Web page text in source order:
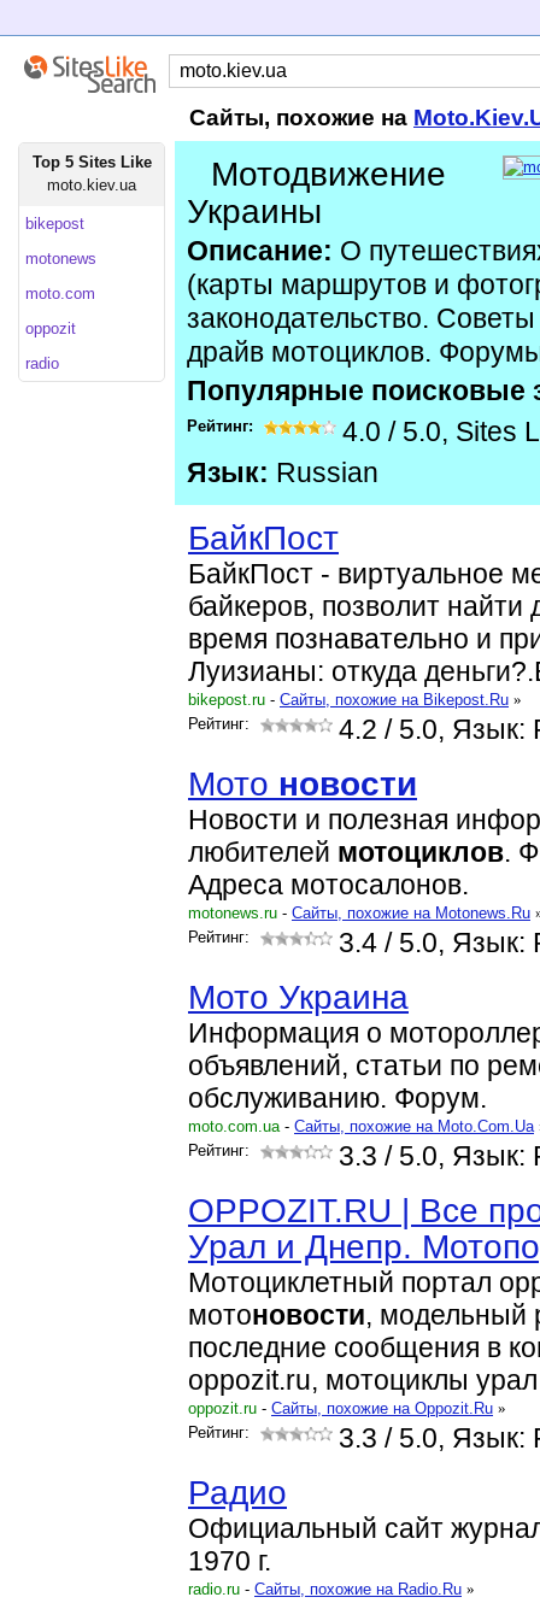
Сайты, похожие на
Top 5 Sites Like
moto.kiev.ua
bikepost
motonews
moto.com
oppozit
radio
Мотодвижение
Украины
Описание: О
(карты маршрутов и
законодательство.
драйв мотоциклов.
Популярные поисковые
Рейтинг: 4.0 / 5.0, Sites
Язык: Russian
БайкПост
БайкПост - виртуальное
байкеров, позволит найти
время познавательно и
Луизианы: откуда
bikepost.ru - Cайты, похожие на Bikepost.Ru »
Рейтинг:
4.2 / 5.0, Язык:
Мото новости
Новости и полезная
любителей мотоциклов.
Адреса мотосалонов.
motonews.ru - Cайты, похожие на Motonews.Ru
Рейтинг:
3.4 / 5.0, Язык:
Мото Украина
Информация о
объявлений, статьи по
обслуживанию. Форум.
moto.com.ua- Cайты, похожие на Moto.Com.Ua
Рейтинг:
3.3 / 5.0, Язык:
OPPOZIT.RU | Все
Урал и Днепр.
Мотоциклетный портал
мотоновости, модельный
последние сообщения в
oppozit.ru, мотоциклы
oppozit.ru - Cайты, похожие на Oppozit.Ru »
Рейтинг:
3.3 / 5.0, Язык:
Радио
Официальный сайт
1970 г.
radio.ru - Cайты, похожие на Radio.Ru »